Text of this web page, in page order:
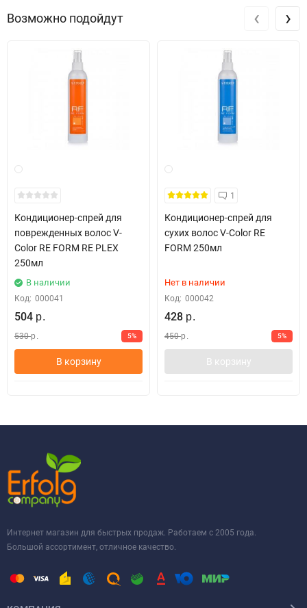
Возможно подойдут
Кондиционер-спрей для
поврежденных волос V-
Color RE FORM RE PLEX
250мл
В наличии
Код: 000041
504 р.
530 р. 5%
В корзину
1
Кондиционер-спрей для
сухих волос V-Color RE
FORM 250мл
Нет в наличии
Код: 000042
428 р.
450 р. 5%
В корзину
‹ ›
Интернет магазин для быстрых продаж. Работаем с 2005 года.
Большой ассортимент, отличное качество.